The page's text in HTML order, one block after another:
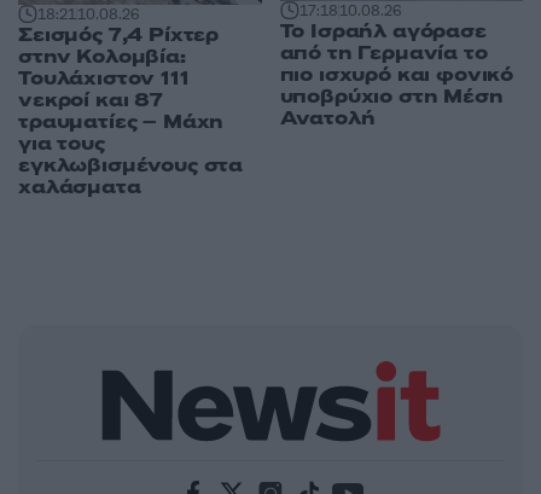
18:2110.08.26
Σεισμός 7,4 Ρίχτερ
στην Κολομβία:
Τουλάχιστον 111
νεκροί και 87
τραυματίες – Μάχη
για τους
εγκλωβισμένους στα
χαλάσματα
17:1810.08.26
Το Ισραήλ αγόρασε
από τη Γερμανία το
πιο ισχυρό και φονικό
υποβρύχιο στη Μέση
Ανατολή